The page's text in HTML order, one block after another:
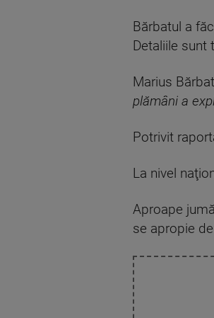
Bărbatul a
Detaliile sunt
Marius
plămâni a
Potrivit
La nivel
Aproape
se apropie